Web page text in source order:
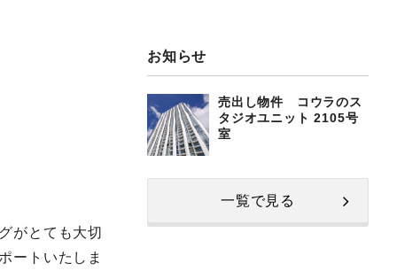
がとても大切
ートいたしま
お知らせ
売出し物件 コウラのス
タジオユニット 2105号
室
一覧で見る